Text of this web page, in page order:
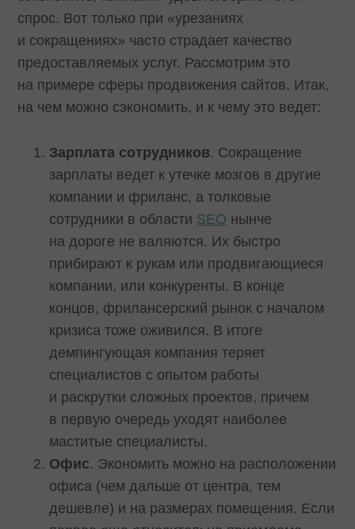
спрос. Вот только при «урезаниях
и сокращениях» часто страдает качество
предоставляемых услуг. Рассмотрим это
на примере сферы продвижения сайтов. Итак,
на чем можно сэкономить, и к чему это ведет:
Зарплата сотрудников. Сокращение
зарплаты ведет к утечке мозгов в другие
компании и фриланс, а толковые
сотрудники в области SEO нынче
на дороге не валяются. Их быстро
прибирают к рукам или продвигающиеся
компании, или конкуренты. В конце
концов, фрилансерский рынок с началом
кризиса тоже оживился. В итоге
демпингующая компания теряет
специалистов с опытом работы
и раскрутки сложных проектов, причем
в первую очередь уходят наиболее
маститые специалисты.
Офис. Экономить можно на расположении
офиса (чем дальше от центра, тем
дешевле) и на размерах помещения. Если